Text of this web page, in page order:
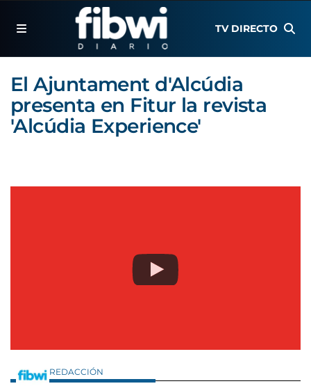
TV DIRECTO
El Ajuntament d'Alcúdia
presenta en Fitur la revista
'Alcúdia Experience'
REDACCIÓN